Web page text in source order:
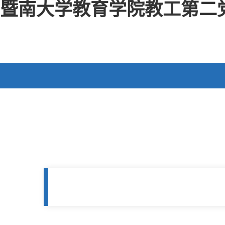
暨南大学教育学院教工第二